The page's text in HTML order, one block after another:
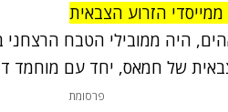
הזרוע הצבאית
של חמאס, יחד עם מוחמד
פרסומת